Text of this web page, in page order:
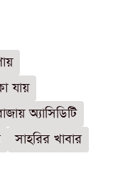
যায়
অ্যাসিডিটি
সাহরির খাবার